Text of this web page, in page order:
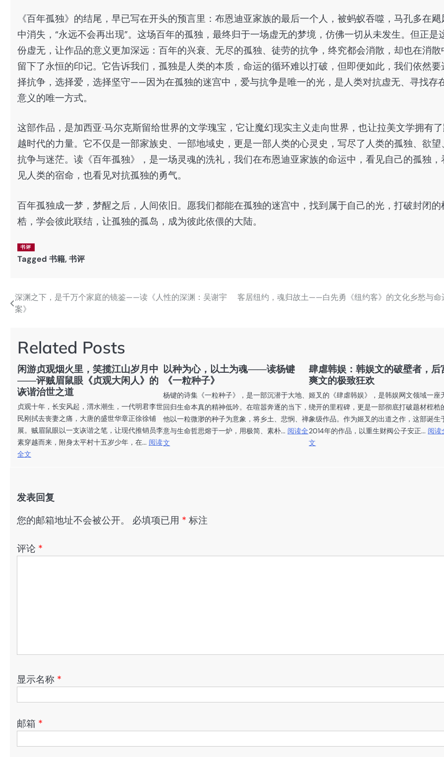
《百年孤独》的结尾，早已写在开头的预言里：布恩迪亚家族的最后一个人，被蚂蚁吞噬，马孔多在飓
中消失，“永远不会再出现”。这场百年的孤独，最终归于一场虚无的梦境，仿佛一切从未发生。但正是
份虚无，让作品的意义更加深远：百年的兴衰、无尽的孤独、徒劳的抗争，终究都会消散，却也在消散
留下了永恒的印记。它告诉我们，孤独是人类的本质，命运的循环难以打破，但即便如此，我们依然要
择抗争，选择爱，选择坚守——因为在孤独的迷宫中，爱与抗争是唯一的光，是人类对抗虚无、寻找存
意义的唯一方式。
这部作品，是加西亚·马尔克斯留给世界的文学瑰宝，它让魔幻现实主义走向世界，也让拉美文学拥有
越时代的力量。它不仅是一部家族史、一部地域史，更是一部人类的心灵史，写尽了人类的孤独、欲望、
抗争与迷茫。读《百年孤独》，是一场灵魂的洗礼，我们在布恩迪亚家族的命运中，看见自己的孤独，
见人类的宿命，也看见对抗孤独的勇气。
百年孤独成一梦，梦醒之后，人间依旧。愿我们都能在孤独的迷宫中，找到属于自己的光，打破封闭的
梏，学会彼此联结，让孤独的孤岛，成为彼此依偎的大陆。
书评
Tagged 书籍,书评
文
章
航
深渊之下，是千万个家庭的镜鉴——读《人性的深渊：吴谢宇
案》
客居纽约，魂归故土——白先勇《纽约客》的文化乡愁与命
Related Posts
闲游贞观烟火里，笑揽江山岁月中
——评贼眉鼠眼《贞观大闲人》的
诙谐治世之道
贞观十年，长安风起，渭水潮生，一代明君李世
民刚拭去丧妻之痛，大唐的盛世华章正徐徐铺
展。贼眉鼠眼以一支诙谐之笔，让现代推销员李
素穿越而来，附身太平村十五岁少年，在... 阅读
全文
以种为心，以土为魂——读杨键
《一粒种子》
杨键的诗集《一粒种子》，是一部沉潜于大地、
回归生命本真的精神低吟。在喧嚣奔逐的当下，
他以一粒微渺的种子为意象，将乡土、悲悯、禅
意与生命哲思熔于一炉，用极简、素朴... 阅读全
文
肆虐韩娱：韩娱文的破壁者，后
爽文的极致狂欢
姬叉的《肆虐韩娱》，是韩娱网文领域一座
绕开的里程碑，更是一部彻底打破题材桎梏
象级作品。作为姬叉的出道之作，这部诞生
2014年的作品，以重生财阀公子安正... 阅读
文
发表回复
您的邮箱地址不会被公开。 必填项已用 * 标注
评论 *
显示名称 *
邮箱 *